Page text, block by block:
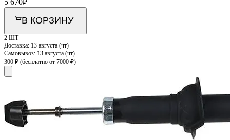
5 670₽
В КОРЗИНУ
2 ШТ
Доставка: 13 августа (чт)
Самовывоз: 13 августа (чт)
300 ₽ (бесплатно от 7000 ₽)